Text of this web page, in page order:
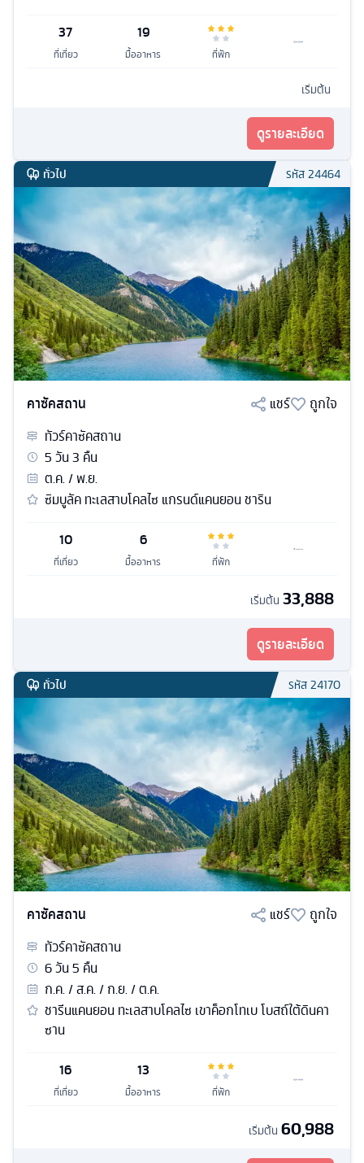
37
ที่เที่ยว
19
มื้ออาหาร ที่พัก
เริ่มต้น
ดูรายละเอียด
ทั่วไป รหัส24464
คาซัคสถาน แชร์
ถูกใจ
ทัวร์คาซัคสถาน
5วัน3 คืน
ต.ค. / พ.ย.
ซิมบูลัค ทะเลสาบโคลไซ แกรนด์แคนยอน ชาริน
10
ที่เที่ยว
6
มื้ออาหาร ที่พัก
เริ่มต้น 33,888
ดูรายละเอียด
ทั่วไป รหัส24170
คาซัคสถาน แชร์
ถูกใจ
ทัวร์คาซัคสถาน
6วัน5 คืน
ก.ค. / ส.ค. / ก.ย. / ต.ค.
ชารีนแคนยอน ทะเลสาบโคลไซ เขาค็อกโทเบ โบสถ์ใต้ดินคา
ซาน
16
ที่เที่ยว
13
มื้ออาหาร ที่พัก
เริ่มต้น 60,988